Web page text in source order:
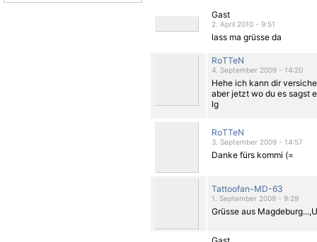
Gast
2. April 2010 - 9:51
lass ma grüsse da
RoTTeN
4. September 2009 - 14:20
Hehe ich kann dir
aber jetzt wo du es sagst
lg
RoTTeN
3. September 2009 - 14:57
Danke fürs kommi (=
Tattoofan-MD-63
1. September 2009 - 9:29
Grüsse aus